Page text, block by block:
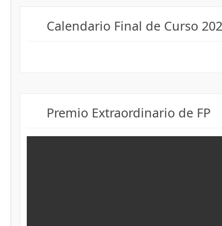
Calendario Final de Curso
Premio Extraordinario de FP